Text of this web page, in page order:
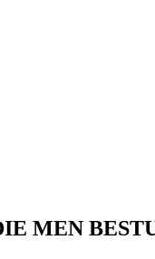
MEN